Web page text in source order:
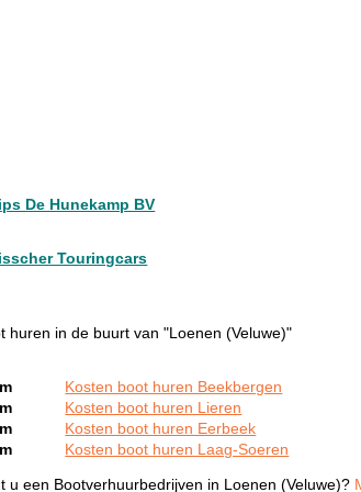
De Hunekamp BV
Touringcars
huren in de buurt van "Loenen (Veluwe)"
Kosten boot huren Beekbergen
Kosten boot huren Lieren
Kosten boot huren Eerbeek
Kosten boot huren Laag-Soeren
u een Bootverhuurbedrijven in Loenen (Veluwe)?